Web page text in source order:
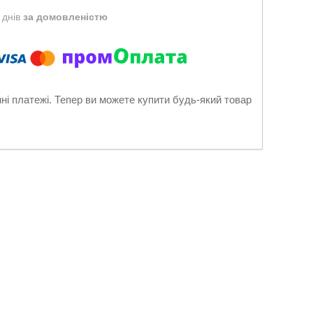
за домовленістю
платежі. Тепер ви можете купити будь-який товар